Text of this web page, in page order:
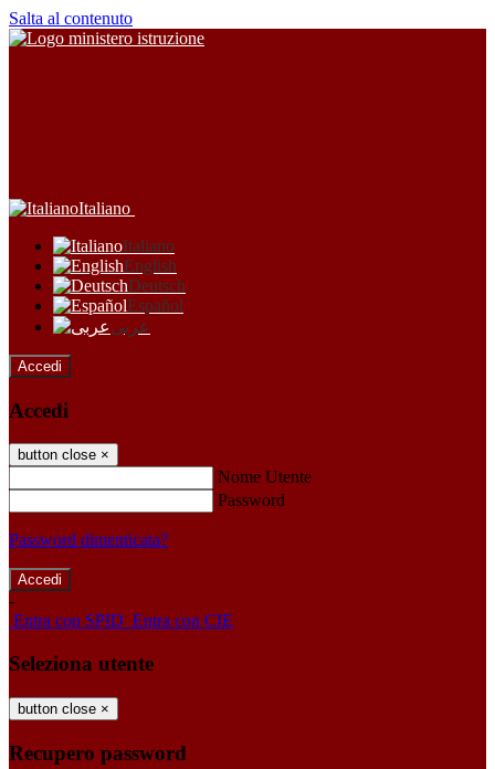
Salta al contenuto
Italiano
Italiano
English
Deutsch
Español
عربى
Accedi
Accedi
button close ×
Nome Utente
Password
Password dimenticata?
-
Entra con SPID Entra con CIE
Seleziona utente
button close ×
Recupero password